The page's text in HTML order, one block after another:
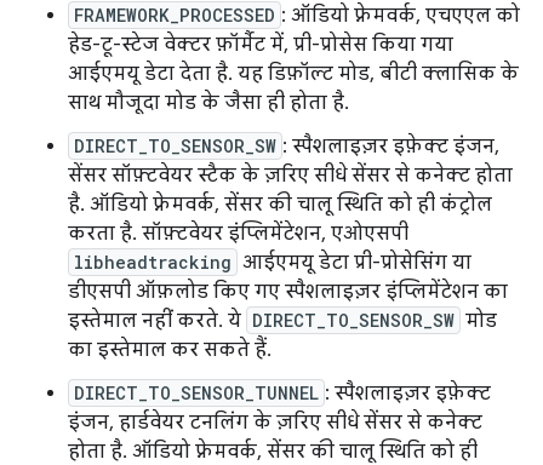
FRAMEWORK_PROCESSED : ऑडियो फ़्रेमवर्क, एचएएल को
हेड-टू-स्टेज वेक्टर फ़ॉर्मैट में, प्री-प्रोसेस किया गया
आईएमयू डेटा देता है. यह डिफ़ॉल्ट मोड, बीटी क्लासिक के
साथ मौजूदा मोड के जैसा ही होता है.
DIRECT_TO_SENSOR_SW : स्पैशलाइज़र इफ़ेक्ट इंजन,
सेंसर सॉफ़्टवेयर स्टैक के ज़रिए सीधे सेंसर से कनेक्ट होता
है. ऑडियो फ़्रेमवर्क, सेंसर की चालू स्थिति को ही कंट्रोल
करता है. सॉफ़्टवेयर इंप्लिमेंटेशन, एओएसपी
libheadtracking आईएमयू डेटा प्री-प्रोसेसिंग या
डीएसपी ऑफ़लोड किए गए स्पैशलाइज़र इंप्लिमेंटेशन का
इस्तेमाल नहीं करते. ये DIRECT_TO_SENSOR_SW मोड
का इस्तेमाल कर सकते हैं.
DIRECT_TO_SENSOR_TUNNEL : स्पैशलाइज़र इफ़ेक्ट
इंजन, हार्डवेयर टनलिंग के ज़रिए सीधे सेंसर से कनेक्ट
होता है. ऑडियो फ़्रेमवर्क, सेंसर की चालू स्थिति को ही